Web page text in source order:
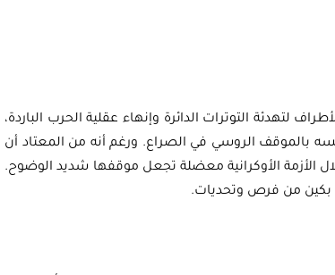
لتهدئة التوترات الدائرة وإنهاء عقلية الحرب الباردة،
الروسي في الصراع. ورغم أنه من المعتاد أن
خلال الأزمة الأوكرانية معضلة تجعل موقفها شديد الوضوح.
بكين من فرص وتحديات.
ورقة بحثية - أمن الطاقة المصري:
الغاز والنفط خارطة الموارد